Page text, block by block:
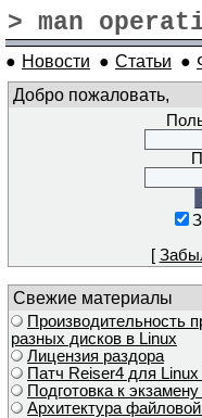
> man
● Новости ● Статьи ●
Добро пожаловать,
[
Свежие материалы
Производительность
разных дисков в Linux
Лицензия раздора
Патч Reiser4 для Linux
Подготовка к
Архитектура